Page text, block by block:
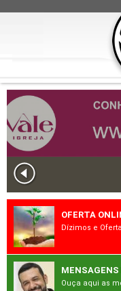
OFERTA
Dízimos e
MENSAGENS
Ouça aqui as